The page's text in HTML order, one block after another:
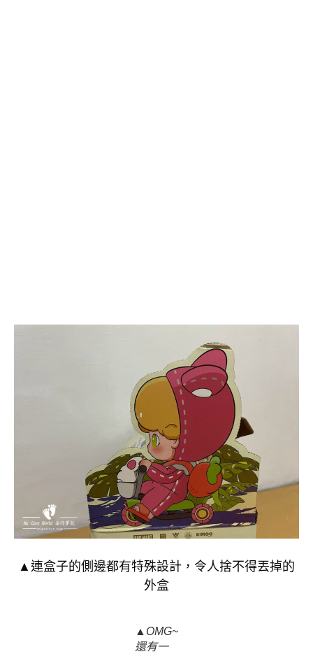
▲連盒子的側邊都有特殊設計，令人捨不得丟掉的
外盒
▲OMG~
還有一